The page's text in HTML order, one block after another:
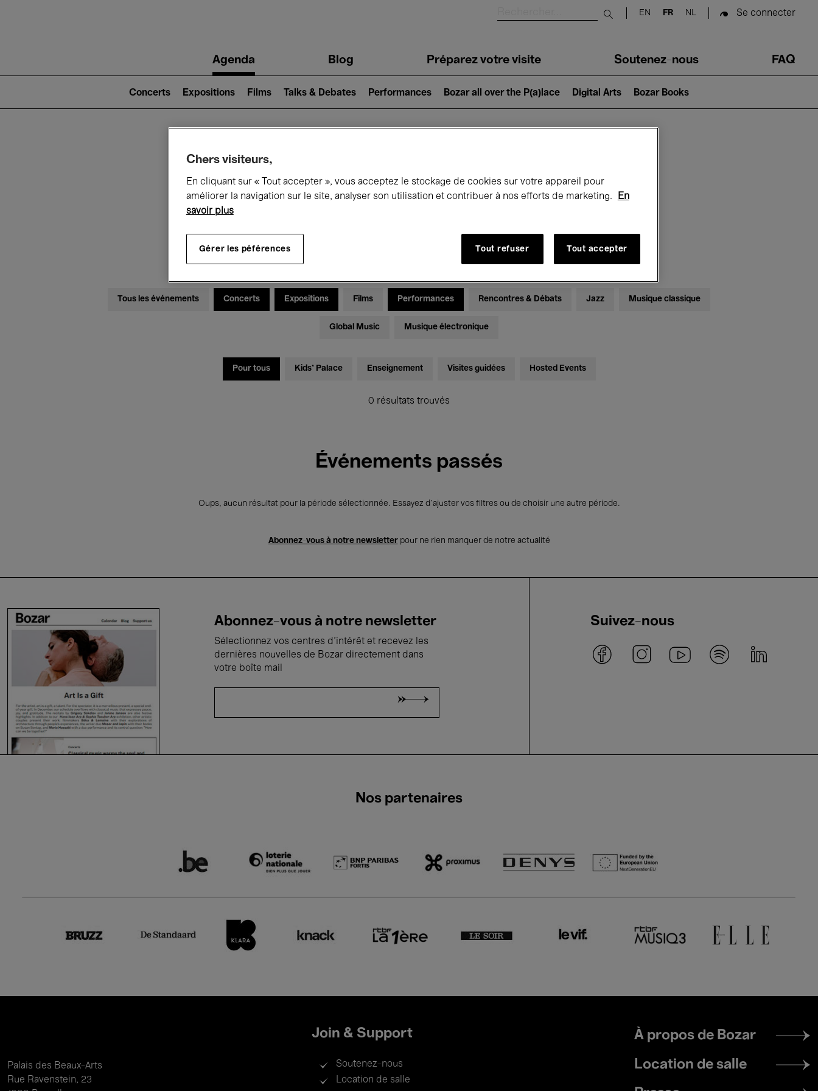
Submit search
EN FR NL Se connecter
navigationAgenda Blog Préparez votre visite Soutenez-nous FAQ
2)
Concerts Expositions Films Talks & Debates Performances Bozar all over the P(a)lace Digital Arts Bozar Books
Ce qui se passe à Bozar
Vendredi 15 - Samedi 23 Mai 2026
Tous les événements Concerts Expositions Films Performances Rencontres & Débats Jazz Musique classique
Global Music Musique électronique
Pour tous Kids’ Palace Enseignement Visites guidées Hosted Events
0 résultats trouvés
Événements passés
Oups, aucun résultat pour la période sélectionnée. Essayez d’ajuster vos filtres ou de choisir une autre période.
Abonnez-vous à notre newsletterpour ne rien manquer de notre actualité
Abonnez-vous à notre newsletter
Sélectionnez vos centres d'intérêt et recevez les
dernières nouvelles de Bozar directement dans
votre boîte mail
Suivez-nous
Nos partenaires
Palais des Beaux-Arts
Rue Ravenstein, 23
Join & Support
Soutenez-nous
Location de salle
Footer
menu
À propos de Bozar
Location de salle
Chers visiteurs,
En cliquant sur « Tout accepter », vous acceptez le stockage de cookies sur votre appareil pour
améliorer la navigation sur le site, analyser son utilisation et contribuer à nos efforts de marketing.
En
savoir plus
Gérer les péférences Tout refuser Tout accepter